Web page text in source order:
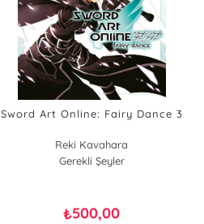
Sword Art Online: Fairy Dance 3
Reki Kavahara
Gerekli Şeyler
₺500,00